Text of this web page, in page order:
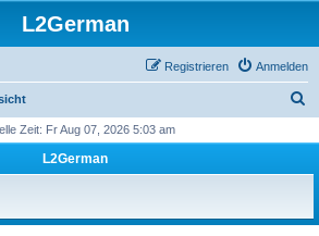
L2German
Anmelden
Registrieren
h
Zeit: Fr Aug 07, 2026 5:03 am
L2German